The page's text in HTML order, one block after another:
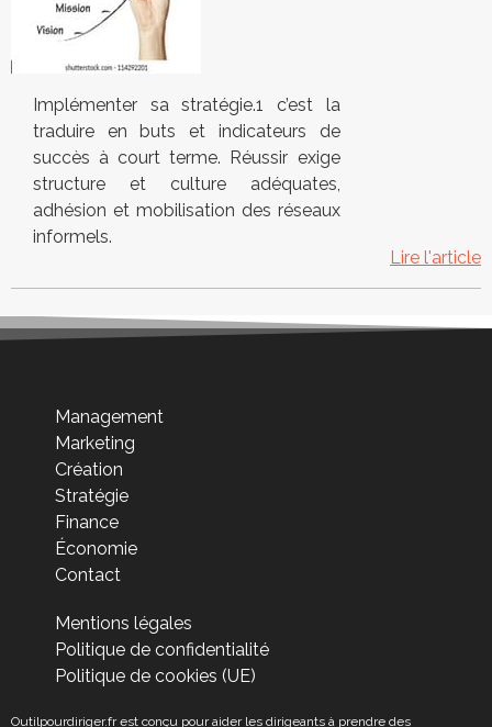
Implémenter sa stratégie.1 c’est la
traduire en buts et indicateurs de
succès à court terme. Réussir exige
structure et culture adéquates,
adhésion et mobilisation des réseaux
informels.
Lire l'article
Management
Marketing
Création
Stratégie
Finance
Économie
Contact
Mentions légales
Politique de confidentialité
Politique de cookies (UE)
Outilpourdiriger.fr est conçu pour aider les dirigeants à prendre des